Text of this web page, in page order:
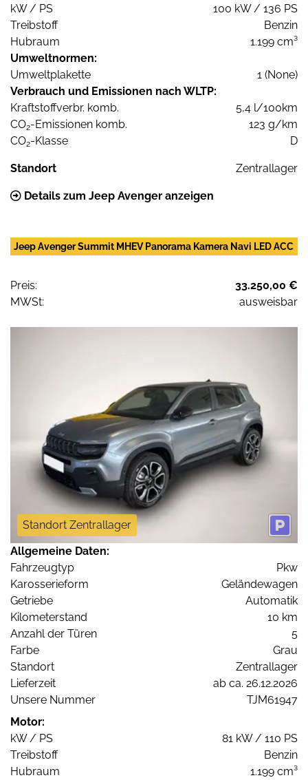
kW / PS
100 kW / 136 PS
Treibstoff
Benzin
Hubraum
1.199 cm³
Umweltnormen:
Umweltplakette
1 (None)
Verbrauch und Emissionen nach WLTP:
Kraftstoffverbr. komb.
5,4 l/100km
CO2-Emissionen komb.
123 g/km
CO2-Klasse D
Standort Zentrallager
Details zum Jeep Avenger anzeigen
Jeep Avenger Summit MHEV Panorama Kamera Navi LED ACC
Preis:
33.250,00 €
MWSt:
ausweisbar
Standort Zentrallager
Allgemeine Daten:
Fahrzeugtyp
Pkw
Karosserieform
Geländewagen
Getriebe
Automatik
Kilometerstand
10 km
Anzahl der Türen
5
Farbe
Grau
Standort
Zentrallager
Lieferzeit
ab ca. 26.12.2026
Unsere Nummer
TJM61947
Motor:
kW / PS
81 kW / 110 PS
Treibstoff
Benzin
Hubraum
1.199 cm³